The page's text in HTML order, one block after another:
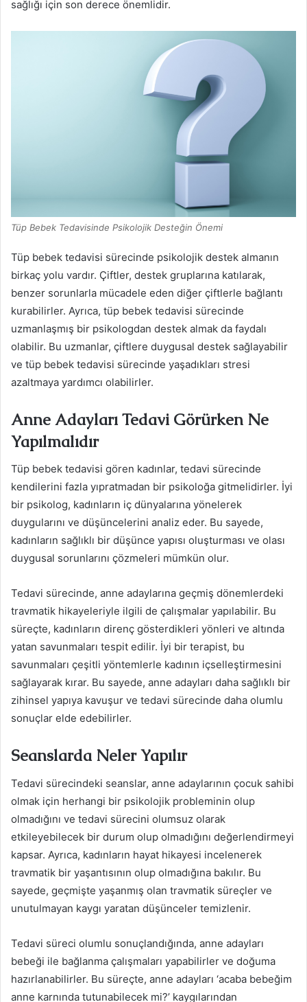
sağlığı için son derece önemlidir.
Tüp Bebek Tedavisinde Psikolojik Desteğin Önemi
Tüp bebek tedavisi sürecinde psikolojik destek almanın
birkaç yolu vardır. Çiftler, destek gruplarına katılarak,
benzer sorunlarla mücadele eden diğer çiftlerle bağlantı
kurabilirler. Ayrıca, tüp bebek tedavisi sürecinde
uzmanlaşmış bir psikologdan destek almak da faydalı
olabilir. Bu uzmanlar, çiftlere duygusal destek sağlayabilir
ve tüp bebek tedavisi sürecinde yaşadıkları stresi
azaltmaya yardımcı olabilirler.
Anne Adayları Tedavi Görürken Ne
Yapılmalıdır
Tüp bebek tedavisi gören kadınlar, tedavi sürecinde
kendilerini fazla yıpratmadan bir psikoloğa gitmelidirler. İyi
bir psikolog, kadınların iç dünyalarına yönelerek
duygularını ve düşüncelerini analiz eder. Bu sayede,
kadınların sağlıklı bir düşünce yapısı oluşturması ve olası
duygusal sorunlarını çözmeleri mümkün olur.
Tedavi sürecinde, anne adaylarına geçmiş dönemlerdeki
travmatik hikayeleriyle ilgili de çalışmalar yapılabilir. Bu
süreçte, kadınların direnç gösterdikleri yönleri ve altında
yatan savunmaları tespit edilir. İyi bir terapist, bu
savunmaları çeşitli yöntemlerle kadının içselleştirmesini
sağlayarak kırar. Bu sayede, anne adayları daha sağlıklı bir
zihinsel yapıya kavuşur ve tedavi sürecinde daha olumlu
sonuçlar elde edebilirler.
Seanslarda Neler Yapılır
Tedavi sürecindeki seanslar, anne adaylarının çocuk sahibi
olmak için herhangi bir psikolojik probleminin olup
olmadığını ve tedavi sürecini olumsuz olarak
etkileyebilecek bir durum olup olmadığını değerlendirmeyi
kapsar. Ayrıca, kadınların hayat hikayesi incelenerek
travmatik bir yaşantısının olup olmadığına bakılır. Bu
sayede, geçmişte yaşanmış olan travmatik süreçler ve
unutulmayan kaygı yaratan düşünceler temizlenir.
Tedavi süreci olumlu sonuçlandığında, anne adayları
bebeği ile bağlanma çalışmaları yapabilirler ve doğuma
hazırlanabilirler. Bu süreçte, anne adayları ‘acaba bebeğim
anne karnında tutunabilecek mi?’ kaygılarından